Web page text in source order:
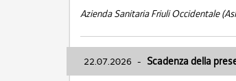
Azienda Sanitaria Friuli Occidentale
22.07.2026 - Scadenza della